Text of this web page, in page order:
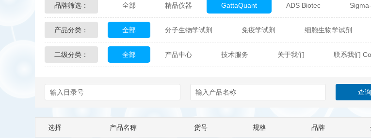
品牌筛选： 全部 精品仪器 GattaQuant ADS Biotec
Glycon Biochem Sterlitech 热销产品 辰辉创聚生物®
Echelon Biosciences Verichem Laboratories Vicbio Biotech
Biotez Berlin Diametra ChemPep Eagle Biosciences
产品分类： 全部 分子生物学试剂 免疫学试剂 细胞生物学试剂
化学及生物化学试剂 材料学试剂 仪器及设备 耗材及常
二级分类： 全部 产品中心 技术服务 关于我们 联系我们
选择 产品名称 货号 规格 品牌